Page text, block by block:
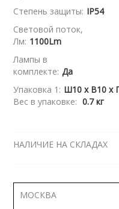
Степень защиты: IP54
Световой поток,
Лм: 1100Lm
Лампы в
комплекте: Да
Упаковка 1: Ш10 x В10 x
Вес в упаковке: 0.7 кг
НАЛИЧИЕ НА СКЛАДАХ
МОСКВА